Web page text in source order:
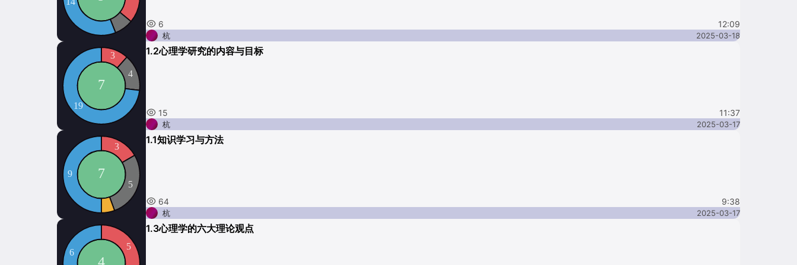
6 12:09
杭 2025-03-18
1.2心理学研究的内容与目标
15 11:37
杭 2025-03-17
1.1知识学习与方法
64 9:38
杭 2025-03-17
1.3心理学的六大理论观点